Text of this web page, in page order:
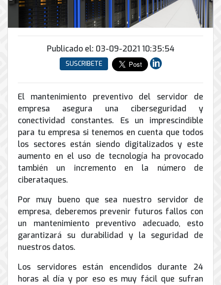
INFRAESTRUCTURA
Soporte
informático
Remoto
CONTPAQi
Hiperconvergencia
Soporte
de
Correo
Electrónico
conmutadores
y
análogos
Instalación
y
Mantenimiento
Torres
Arriostradas
Equipos
para
videoconferencias
de
Servicio
de
Internet
y
peatonal
Automatización
Porteros
e
Interfonos
Energía
y
UPS
Tierra
física
y
Conector
envío
Ciberseguridad
la
nube
Servicios
de
Computo
&
Almacenamiento
Publicado el: 03-09-2021 10:35:54
SUSCRIBETE
El mantenimiento preventivo del servidor de
empresa asegura una ciberseguridad y
conectividad constantes. Es un imprescindible
para tu empresa si tenemos en cuenta que todos
los sectores están siendo digitalizados y este
aumento en el uso de tecnología ha provocado
también un incremento en la número de
ciberataques.
Por muy bueno que sea nuestro servidor de
empresa, deberemos prevenir futuros fallos con
un mantenimiento preventivo adecuado, esto
garantizará su durabilidad y la seguridad de
nuestros datos.
Los servidores están encendidos durante 24
horas al día y por eso es muy fácil que sufran